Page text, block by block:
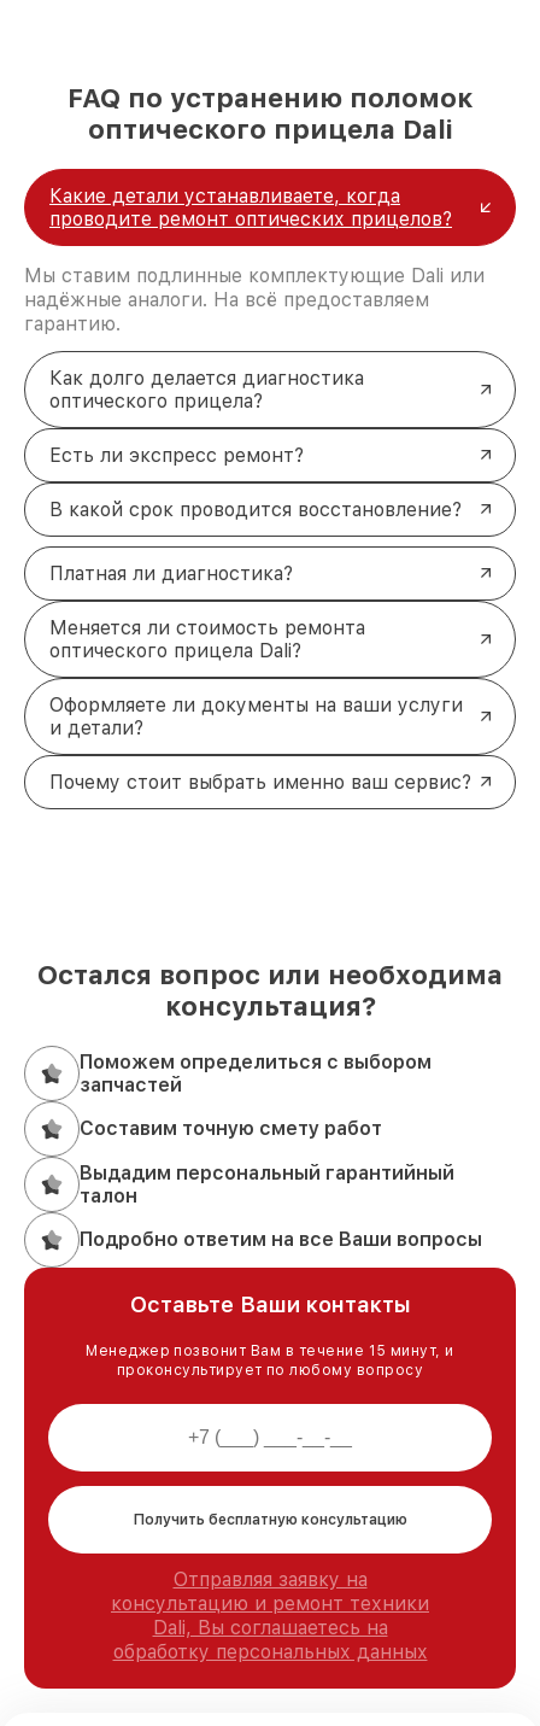
FAQ по устранению поломок
оптического прицела Dali
Какие детали устанавливаете, когда
проводите ремонт оптических прицелов?
Мы ставим подлинные комплектующие Dali или
надёжные аналоги. На всё предоставляем
гарантию.
Как долго делается диагностика
оптического прицела?
Есть ли экспресс ремонт?
В какой срок проводится восстановление?
Платная ли диагностика?
Меняется ли стоимость ремонта
оптического прицела Dali?
Оформляете ли документы на ваши услуги
и детали?
Почему стоит выбрать именно ваш сервис?
Остался вопрос или необходима
консультация?
Поможем определиться с выбором
запчастей
Составим точную смету работ
Выдадим персональный гарантийный
талон
Подробно ответим на все Ваши вопросы
Оставьте Ваши контакты
Менеджер позвонит Вам в течение 15 минут, и
проконсультирует по любому вопросу
Получить бесплатную консультацию
Отправляя заявку на
консультацию и ремонт техники
Dali, Вы соглашаетесь на
обработку персональных данных